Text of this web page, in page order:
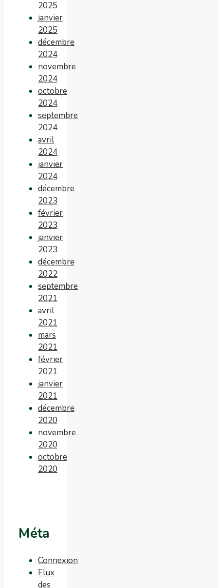
2025
janvier
2025
décembre
2024
novembre
2024
octobre
2024
septembre
2024
avril
2024
janvier
2024
décembre
2023
février
2023
janvier
2023
décembre
2022
septembre
2021
avril
2021
mars
2021
février
2021
janvier
2021
décembre
2020
novembre
2020
octobre
2020
Méta
Connexion
Flux
des